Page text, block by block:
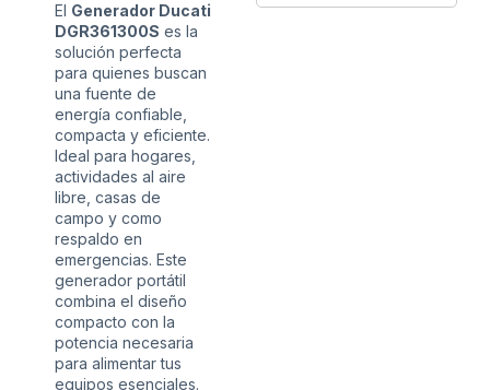
El Generador Ducati
DGR361300S es la
solución perfecta
para quienes buscan
una fuente de
energía confiable,
compacta y eficiente.
Ideal para hogares,
actividades al aire
libre, casas de
campo y como
respaldo en
emergencias. Este
generador portátil
combina el diseño
compacto con la
potencia necesaria
para alimentar tus
equipos esenciales.